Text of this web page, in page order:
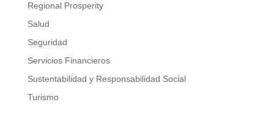
Regional Prosperity
Salud
Seguridad
Servicios Financieros
Sustentabilidad y Responsabilidad Social
Turismo